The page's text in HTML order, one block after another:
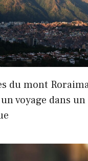
du mont
voyage dans